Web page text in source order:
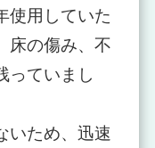
使用していた
床の傷み、不
っていまし
いため、迅速